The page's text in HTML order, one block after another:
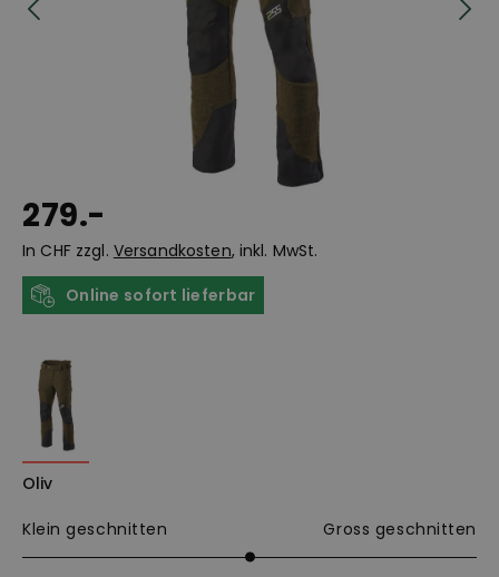
279.-
In CHF zzgl. Versandkosten, inkl. MwSt.
Online sofort lieferbar
Oliv
Klein geschnitten Gross geschnitten